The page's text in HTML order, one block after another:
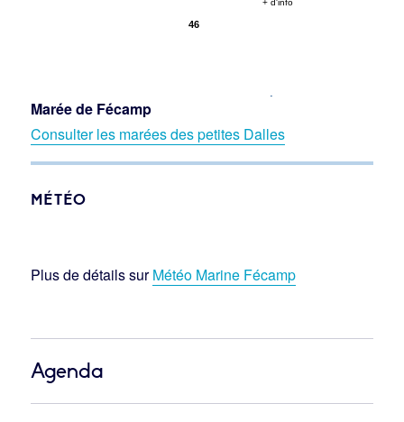
Marée de Fécamp
Consulter les marées des petites Dalles
MÉTÉO
Plus de détails surMétéo Marine Fécamp
Agenda